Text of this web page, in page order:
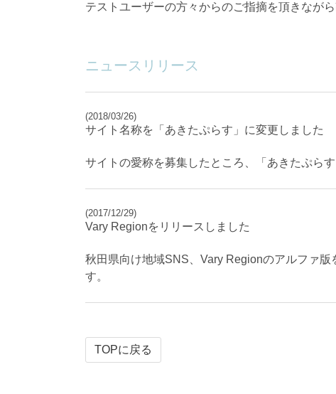
テストユーザーの方々からのご指摘を頂きなが
ニュースリリース
(2018/03/26)
サイト名称を「あきたぷらす」に変更しました
サイトの愛称を募集したところ、「あきたぷら
(2017/12/29)
Vary Regionをリリースしました
秋田県向け地域SNS、Vary Regionのアルファ
す。
TOPに戻る